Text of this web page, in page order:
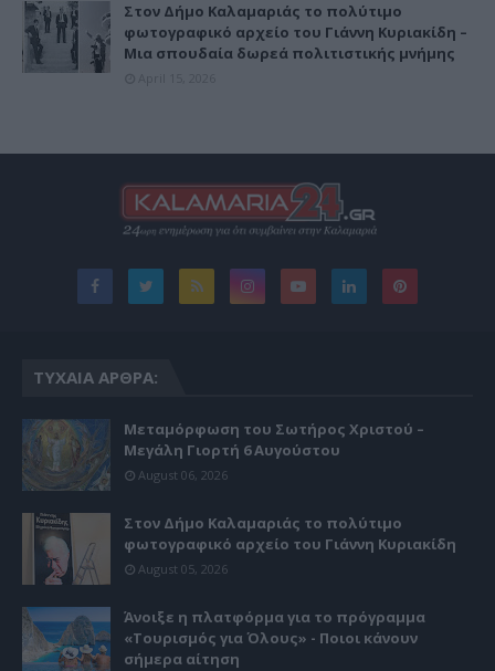
Στον Δήμο Καλαμαριάς το πολύτιμο
φωτογραφικό αρχείο του Γιάννη Κυριακίδη –
Μια σπουδαία δωρεά πολιτιστικής μνήμης
ΤΥΧΑΊΑ ΆΡΘΡΑ:
Μεταμόρφωση του Σωτήρος Χριστού –
Μεγάλη Γιορτή 6 Αυγούστου
August 06, 2026
Στον Δήμο Καλαμαριάς το πολύτιμο
φωτογραφικό αρχείο του Γιάννη Κυριακίδη
August 05, 2026
Άνοιξε η πλατφόρμα για το πρόγραμμα
«Τουρισμός για Όλους» - Ποιοι κάνουν
σήμερα αίτηση